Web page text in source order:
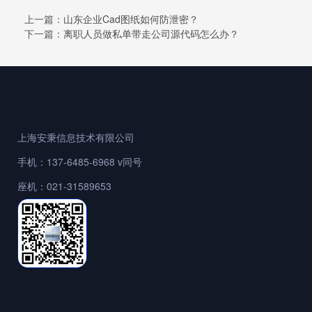
上一篇： 山东企业Cad图纸如何防泄密？
下一篇： 离职人员做私单带走公司源代码怎么办？
上海安秉信息技术有限公司
手机：137-6485-6968 v同号
座机：021-31589653